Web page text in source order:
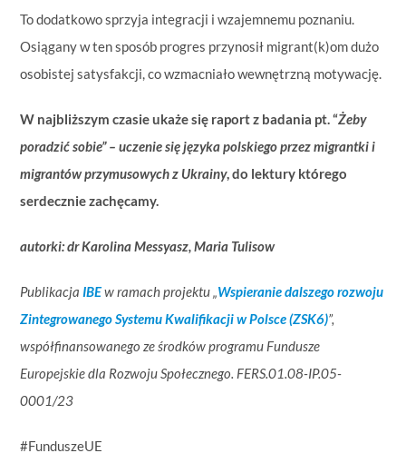
To dodatkowo sprzyja integracji i wzajemnemu poznaniu.
Osiągany w ten sposób progres przynosił migrant(k)om dużo
osobistej satysfakcji, co wzmacniało wewnętrzną motywację.
W najbliższym czasie ukaże się raport z badania pt. “Żeby
poradzić sobie” – uczenie się języka polskiego przez migrantki i
migrantów przymusowych z Ukrainy, do lektury którego
serdecznie zachęcamy.
autorki: dr Karolina Messyasz, Maria Tulisow
Publikacja IBEw ramach projektu „Wspieranie dalszego rozwoju
Zintegrowanego Systemu Kwalifikacji w Polsce (ZSK6)”,
współfinansowanego ze środków programu Fundusze
Europejskie dla Rozwoju Społecznego. FERS.01.08-IP.05-
0001/23
#FunduszeUE